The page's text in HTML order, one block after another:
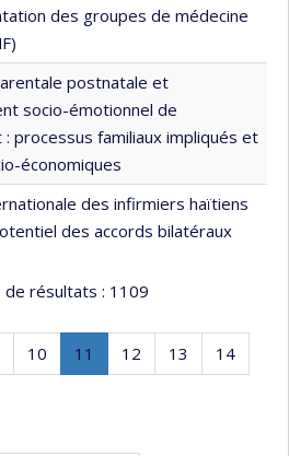
des groupes de médecine
postnatale et
socio-émotionnel de
: processus familiaux impliqués et
économiques
des infirmiers haïtiens
des accords bilatéraux
de résultats : 1109
Page
10 Page
11
Page
Page
12 Page
13 Page
14